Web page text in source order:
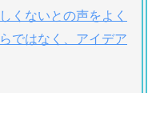
くないとの声をよく
ではなく、アイデア